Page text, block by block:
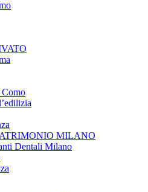
Como
MILANO
Dentali Milano